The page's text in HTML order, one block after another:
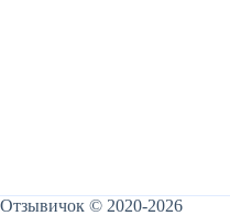
Отзывичок © 2020-2026